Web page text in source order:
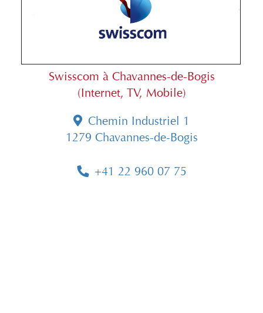
Swisscom à Chavannes-de-Bogis
(Internet, TV, Mobile)
Chemin Industriel 1
1279 Chavannes-de-Bogis
+41 22 960 07 75